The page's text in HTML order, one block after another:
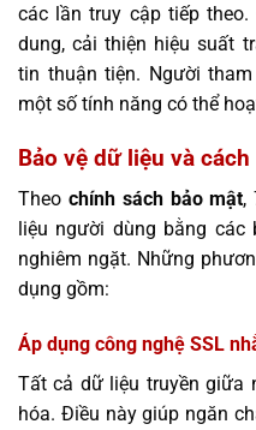
các lần truy cập tiếp
dung, cải thiện hiệu suất
tin thuận tiện. Người
một số tính năng có thể
Bảo vệ dữ liệu và
Theo chính sách bảo mật,
liệu người dùng bằng
nghiêm ngặt. Những
dụng gồm:
Áp dụng công nghệ SSL
Tất cả dữ liệu truyền giữa
hóa. Điều này giúp ngăn